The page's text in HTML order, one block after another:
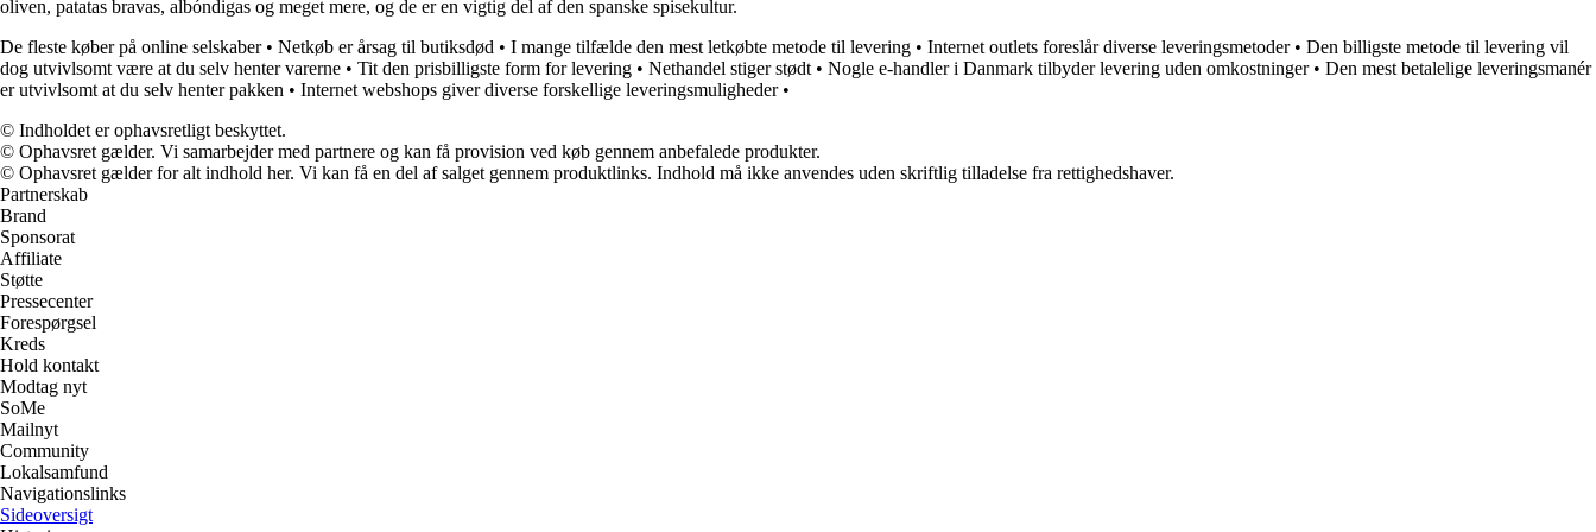
oliven, patatas bravas, albóndigas og meget mere, og de er en vigtig del af den spanske spisekultur.
De fleste køber på online selskaber• Netkøb er årsag til butiksdød • I mange tilfælde den mest letkøbte metode til levering • Internet outlets foreslår diverse leveringsmetoder• Den billigste metode til levering vil
dog utvivlsomt være at du selv henter varerne • Tit den prisbilligste form for levering • Nethandel stiger stødt • Nogle e-handler i Danmark tilbyder levering uden omkostninger• Den mest betalelige leveringsmanér
er utvivlsomt at du selv henter pakken • Internet webshops giver diverse forskellige leveringsmuligheder•
© Indholdet er ophavsretligt beskyttet.
© Ophavsret gælder. Vi samarbejder med partnere og kan få provision ved køb gennem anbefalede produkter.
© Ophavsret gælder for alt indhold her. Vi kan få en del af salget gennem produktlinks. Indhold må ikke anvendes uden skriftlig tilladelse fra rettighedshaver.
Partnerskab
Brand
Sponsorat
Affiliate
Støtte
Pressecenter
Forespørgsel
Kreds
Hold kontakt
Modtag nyt
SoMe
Mailnyt
Community
Lokalsamfund
Navigationslinks
Sideoversigt